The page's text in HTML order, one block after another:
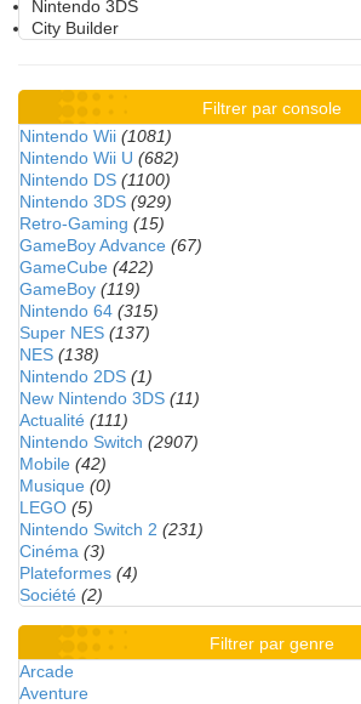
Nintendo 3DS
City Builder
Filtrer par console
Nintendo Wii (1081)
Nintendo Wii U (682)
Nintendo DS (1100)
Nintendo 3DS (929)
Retro-Gaming (15)
GameBoy Advance (67)
GameCube (422)
GameBoy (119)
Nintendo 64 (315)
Super NES (137)
NES (138)
Nintendo 2DS (1)
New Nintendo 3DS (11)
Actualité (111)
Nintendo Switch (2907)
Mobile (42)
Musique (0)
LEGO (5)
Nintendo Switch 2 (231)
Cinéma (3)
Plateformes (4)
Société (2)
Filtrer par genre
Arcade
Aventure